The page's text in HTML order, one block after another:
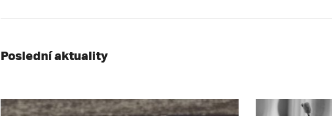
Poslední aktuality